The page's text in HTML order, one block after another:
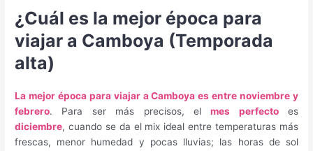
¿Cuál es la mejor época para
viajar a Camboya (Temporada
alta)
La mejor época para viajar a Camboya es entre noviembre y
febrero. Para ser más precisos, elmes perfectoes
diciembre, cuando se da el mix ideal entre temperaturas más
frescas, menor humedad y pocas lluvias; las horas de sol